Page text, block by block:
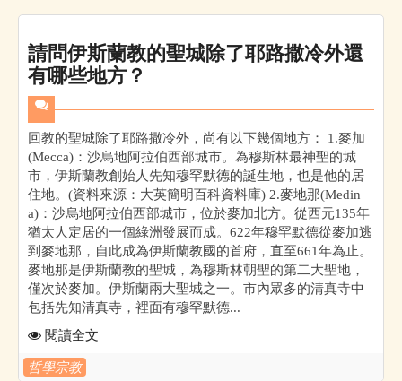
請問伊斯蘭教的聖城除了耶路撒冷外還
有哪些地方？
回教的聖城除了耶路撒冷外，尚有以下幾個地方： 1.麥加
(Mecca)：沙烏地阿拉伯西部城市。為穆斯林最神聖的城
市，伊斯蘭教創始人先知穆罕默德的誕生地，也是他的居
住地。(資料來源：大英簡明百科資料庫) 2.麥地那(Medin
a)：沙烏地阿拉伯西部城市，位於麥加北方。從西元135年
猶太人定居的一個綠洲發展而成。622年穆罕默德從麥加逃
到麥地那，自此成為伊斯蘭教國的首府，直至661年為止。
麥地那是伊斯蘭教的聖城，為穆斯林朝聖的第二大聖地，
僅次於麥加。伊斯蘭兩大聖城之一。市內眾多的清真寺中
包括先知清真寺，裡面有穆罕默德...
閱讀全文
哲學宗教